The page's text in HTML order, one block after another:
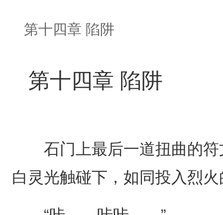
第十四章 陷阱
第十四章 陷阱
石门上最后一道扭曲的符
白灵光触碰下，如同投入烈